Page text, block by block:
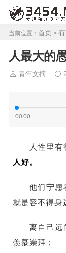
当前位置： 首页 >
人最大的
青年文摘
00:00
人性里有
人好。
他们宁愿
就是容不得身
离自己远
羡慕崇拜；